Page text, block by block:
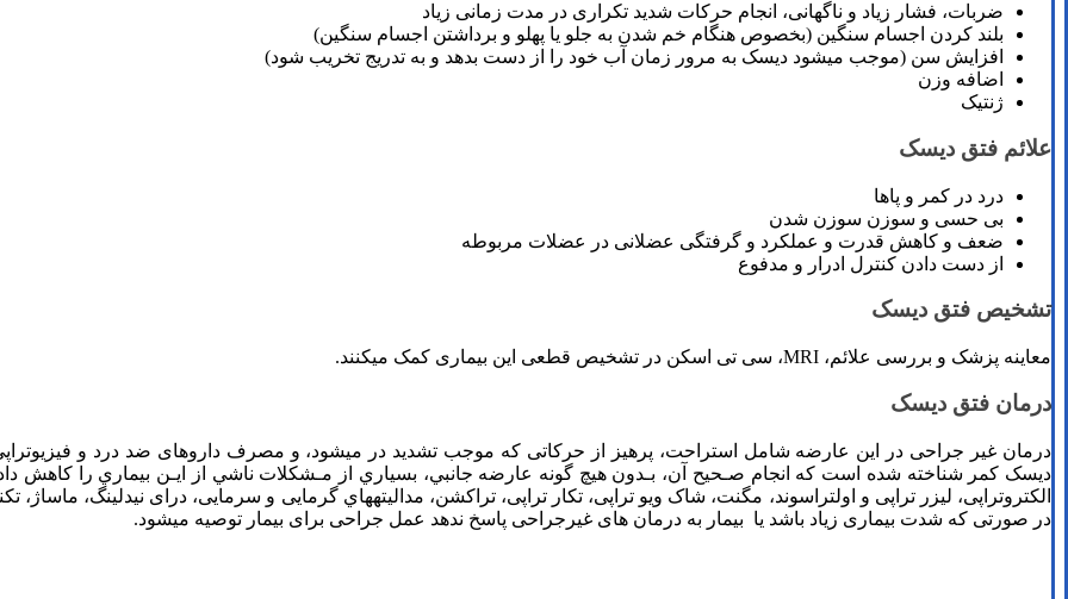
ضربات، فشار زیاد و ناگهانی، انجام حرکات شدید تکراری در مدت زمانی زیاد
بلند کردن اجسام سنگین (بخصوص هنگام خم شدن به جلو یا پهلو و برداشتن اجسام سنگین)
افزایش سن (موجب می­شود دیسک به مرور زمان آب خود را از دست بدهد و به تدریج تخریب شود)
اضافه وزن
ژنتیک
علائم فتق دیسک
درد در کمر و پاها
بی حسی و سوزن سوزن شدن
ضعف و کاهش قدرت و عملکرد و گرفتگی عضلانی در عضلات مربوطه
از دست دادن کنترل ادرار و مدفوع
تشخیص فتق دیسک
معاینه پزشک و بررسی علائم، MRI، سی تی اسکن در تشخیص قطعی این بیماری کمک می­کنند.
درمان فتق دیسک
درمان غیر جراحی در این عارضه شامل استراحت، پرهیز از حرکاتی که موجب تشدید در می­شود، و مصرف داروهای ضد درد و فیزیوتراپی
دیسک کمر شناخته شده است كه انجام صـحيح آن، بـدون هيچ گونه عارضه جانبي، بسياري از مـشكلات ناشي از ايـن بيماري را كاهش
الکتروتراپی، ليزر تراپی و اولتراسوند، مگنت، شاک ویو تراپی، تکار تراپی، تراکشن، مداليته­هاي گرمايی و سرمايی، درای نیدلینگ،
در صورتی که شدت بیماری زیاد باشد یا بیمار به درمان های غیرجراحی پاسخ ندهد عمل جراحی برای بیمار توصیه می­شود.